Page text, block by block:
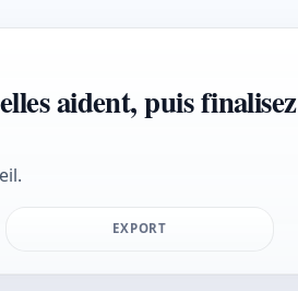
aident, puis finalisez
EXPORT